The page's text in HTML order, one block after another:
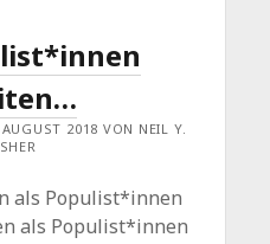
2018 VON NEIL Y.
als Populist*innen
als Populist*innen